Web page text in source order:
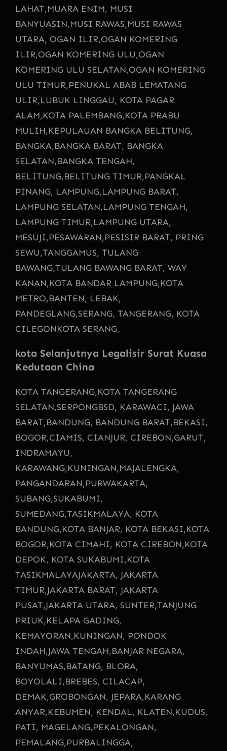
LAHAT,MUARA ENIM, MUSI
BANYUASIN,MUSI RAWAS,MUSI RAWAS
UTARA, OGAN ILIR,OGAN KOMERING
ILIR,OGAN KOMERING ULU,OGAN
KOMERING ULU SELATAN,OGAN KOMERING
ULU TIMUR,PENUKAL ABAB LEMATANG
ULIR,LUBUK LINGGAU, KOTA PAGAR
ALAM,KOTA PALEMBANG,KOTA PRABU
MULIH,KEPULAUAN BANGKA BELITUNG,
BANGKA,BANGKA BARAT, BANGKA
SELATAN,BANGKA TENGAH,
BELITUNG,BELITUNG TIMUR,PANGKAL
PINANG, LAMPUNG,LAMPUNG BARAT,
LAMPUNG SELATAN,LAMPUNG TENGAH,
LAMPUNG TIMUR,LAMPUNG UTARA,
MESUJI,PESAWARAN,PESISIR BARAT, PRING
SEWU,TANGGAMUS, TULANG
BAWANG,TULANG BAWANG BARAT, WAY
KANAN,KOTA BANDAR LAMPUNG,KOTA
METRO,BANTEN, LEBAK,
PANDEGLANG,SERANG, TANGERANG, KOTA
CILEGONKOTA SERANG,
kota Selanjutnya Legalisir Surat Kuasa
Kedutaan China
KOTA TANGERANG,KOTA TANGERANG
SELATAN,SERPONGBSD, KARAWACI, JAWA
BARAT,BANDUNG, BANDUNG BARAT,BEKASI,
BOGOR,CIAMIS, CIANJUR, CIREBON,GARUT,
INDRAMAYU,
KARAWANG,KUNINGAN,MAJALENGKA,
PANGANDARAN,PURWAKARTA,
SUBANG,SUKABUMI,
SUMEDANG,TASIKMALAYA, KOTA
BANDUNG,KOTA BANJAR, KOTA BEKASI,KOTA
BOGOR,KOTA CIMAHI, KOTA CIREBON,KOTA
DEPOK, KOTA SUKABUMI,KOTA
TASIKMALAYAJAKARTA, JAKARTA
TIMUR,JAKARTA BARAT, JAKARTA
PUSAT,JAKARTA UTARA, SUNTER,TANJUNG
PRIUK,KELAPA GADING,
KEMAYORAN,KUNINGAN, PONDOK
INDAH,JAWA TENGAH,BANJAR NEGARA,
BANYUMAS,BATANG, BLORA,
BOYOLALI,BREBES, CILACAP,
DEMAK,GROBONGAN, JEPARA,KARANG
ANYAR,KEBUMEN, KENDAL, KLATEN,KUDUS,
PATI, MAGELANG,PEKALONGAN,
PEMALANG,PURBALINGGA,